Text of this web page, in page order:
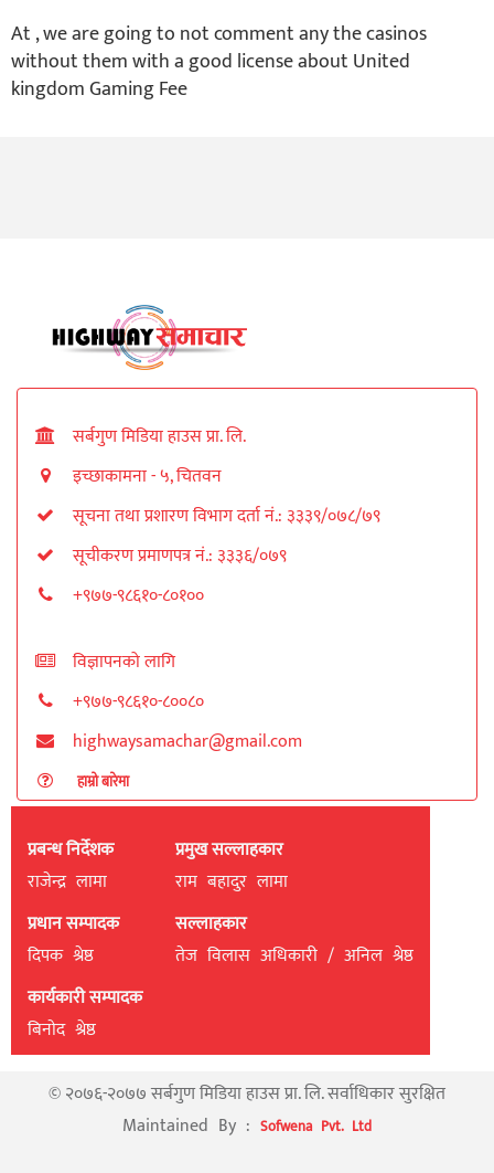
At , we are going to not comment any the casinos
without them with a good license about United
kingdom Gaming Fee
सर्बगुण मिडिया हाउस प्रा. लि.
इच्छाकामना - ५, चितवन
सूचना तथा प्रशारण विभाग दर्ता नं.: ३३३९/०७८/७९
सूचीकरण प्रमाणपत्र नं.: ३३३६/०७९
+९७७-९८६१०-८०१००
विज्ञापनको लागि
+९७७-९८६१०-८००८०
highwaysamachar@gmail.com
हाम्रो बारेमा
प्रबन्ध निर्देशक
राजेन्द्र लामा
प्रधान सम्पादक
दिपक श्रेष्ठ
कार्यकारी सम्पादक
बिनाेद श्रेष्ठ
प्रमुख सल्लाहकार
राम बहादुर लामा
सल्लाहकार
तेज विलास अधिकारी / अनिल श्रेष्ठ
© २०७६-२०७७ सर्बगुण मिडिया हाउस प्रा. लि. सर्वाधिकार सुरक्षित
Maintained By : Sofwena Pvt. Ltd